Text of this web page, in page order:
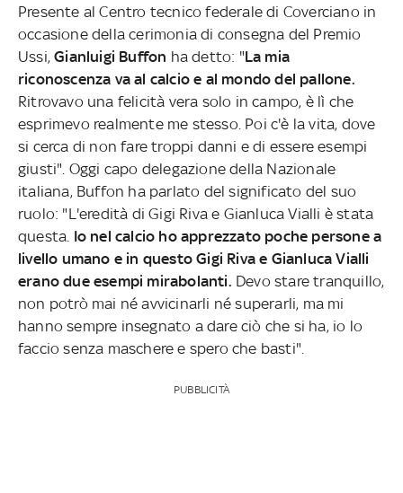
Presente al Centro tecnico federale di Coverciano in
occasione della cerimonia di consegna del Premio
Ussi,Gianluigi Buffon ha detto: "La mia
riconoscenza va al calcio e al mondo del pallone.
Ritrovavo una felicità vera solo in campo, è lì che
esprimevo realmente me stesso. Poi c'è la vita, dove
si cerca di non fare troppi danni e di essere esempi
giusti". Oggi capo delegazione della Nazionale
italiana, Buffon ha parlato del significato del suo
ruolo: "L'eredità di Gigi Riva e Gianluca Vialli è stata
questa. Io nel calcio ho apprezzato poche persone a
livello umano e in questo Gigi Riva e Gianluca Vialli
erano due esempi mirabolanti. Devo stare tranquillo,
non potrò mai né avvicinarli né superarli, ma mi
hanno sempre insegnato a dare ciò che si ha, io lo
faccio senza maschere e spero che basti".
PUBBLICITÀ